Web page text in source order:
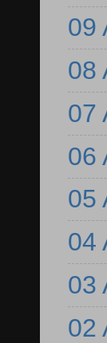
09
08
07
06
05
04
03
02